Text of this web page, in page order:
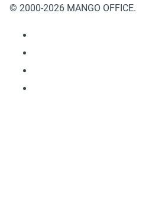
© 2000-2026 MANGO OFFICE.